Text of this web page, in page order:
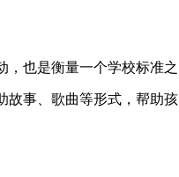
也是衡量一个学校标准之
故事、歌曲等形式，帮助孩